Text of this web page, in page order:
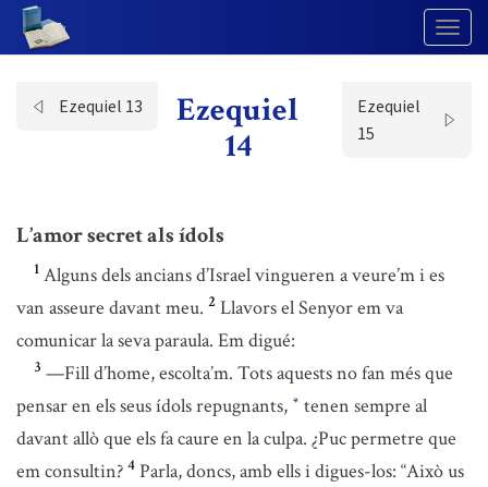
Ezequiel 13
Ezequiel
14
Ezequiel
15
L’amor secret als ídols
1 Alguns dels ancians d’Israel vingueren a veure’m i es
van asseure davant meu. 2 Llavors el Senyor em va
comunicar la seva paraula. Em digué:
3 —Fill d’home, escolta’m. Tots aquests no fan més que
pensar en els seus ídols repugnants, * tenen sempre al
davant allò que els fa caure en la culpa. ¿Puc permetre que
em consultin? 4 Parla, doncs, amb ells i digues-los: “Això us